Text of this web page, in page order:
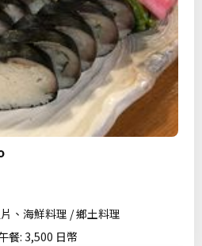
、海鮮料理 / 鄉土料理
餐: 3,500 日幣